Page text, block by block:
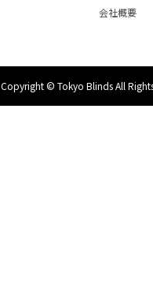
会社概要
Copyright © Tokyo Blinds All